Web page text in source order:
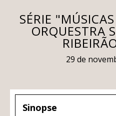
SÉRIE
ORQUESTRA
29 de
Sinopse